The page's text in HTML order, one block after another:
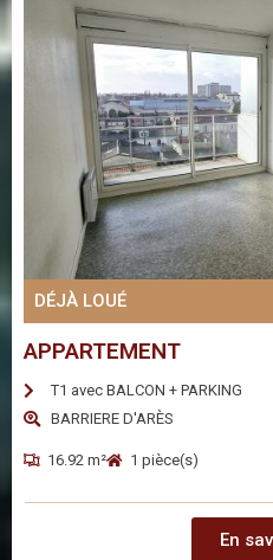
DÉJÀ LOUÉ
APPARTEMENT
T1 avec BALCON + PARKING
BARRIERE D'ARÈS
16.92 m² 1 pièce(s)
En